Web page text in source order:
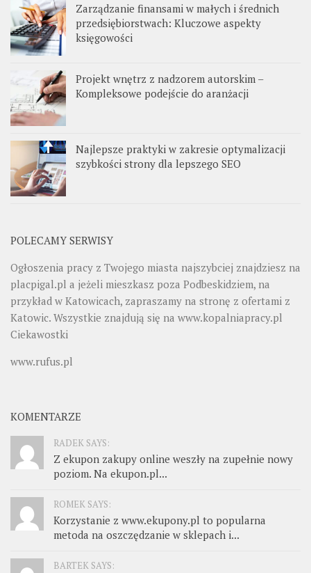
Zarządzanie finansami w małych i średnich
przedsiębiorstwach: Kluczowe aspekty
księgowości
Projekt wnętrz z nadzorem autorskim –
Kompleksowe podejście do aranżacji
Najlepsze praktyki w zakresie optymalizacji
szybkości strony dla lepszego SEO
POLECAMY SERWISY
Ogłoszenia pracy z Twojego miasta najszybciej znajdziesz na
placpigal.pl a jeżeli mieszkasz poza Podbeskidziem, na
przykład w Katowicach, zapraszamy na stronę z ofertami z
Katowic. Wszystkie znajdują się na www.kopalniapracy.pl
Ciekawostki
www.rufus.pl
KOMENTARZE
RADEK SAYS:
Z ekupon zakupy online weszły na zupełnie nowy
poziom. Na ekupon.pl...
ROMEK SAYS:
Korzystanie z www.ekupony.pl to popularna
metoda na oszczędzanie w sklepach i...
BARTEK SAYS: